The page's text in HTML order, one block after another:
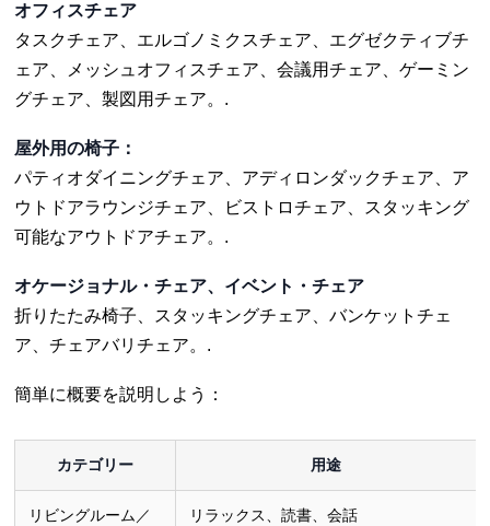
オフィスチェア
タスクチェア、エルゴノミクスチェア、エグゼクティブチ
ェア、メッシュオフィスチェア、会議用チェア、ゲーミン
グチェア、製図用チェア。.
屋外用の椅子：
パティオダイニングチェア、アディロンダックチェア、ア
ウトドアラウンジチェア、ビストロチェア、スタッキング
可能なアウトドアチェア。.
オケージョナル・チェア、イベント・チェア
折りたたみ椅子、スタッキングチェア、バンケットチェ
ア、チェアバリチェア。.
簡単に概要を説明しよう：
カテゴリー 用途
リビングルーム／
リラックス、読書、会話